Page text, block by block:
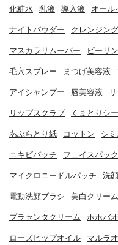
化粧水 乳液 導入液 オール
ナイトパウダー クレンジング
マスカラリムーバー ピーリ
毛穴スプレー まつげ美容液
アイシャンプー 唇美容液
リップスクラブ くまとりシ
あぶらとり紙 コットン シ
ニキビパッチ フェイスパッ
マイクロニードルパッチ 洗
電動洗顔ブラシ 美白クリーム
プラセンタクリーム ホホバ
ローズヒップオイル マルラ